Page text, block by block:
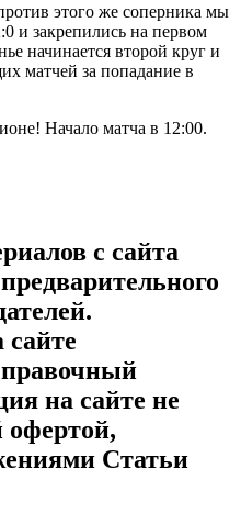
этого же соперника мы
и закрепились на первом
начинается второй круг и
матчей за попадание в
Начало матча в 12:00.
с сайта
сайте
на сайте не
офертой,
Статьи